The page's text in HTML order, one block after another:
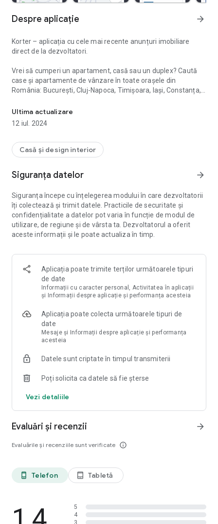
Despre aplicație arrow_forward
Korter – aplicația cu cele mai recente anunțuri imobiliare
direct de la dezvoltatori.
Vrei să cumperi un apartament, casă sau un duplex? Caută
case și apartamente de vânzare în toate orașele din
România: București, Cluj-Napoca, Timișoara, Iași, Constanța,
Pe Korter.ro găseşti anunțuri imobiliare din toată țară.
PROFITĂ GRATUIT APLICAȚIA KORTER:
- Căutare personalizată. Explorați anunțuri imobiliare, care
disponibile: după tip de locuința, zonă, sector, preț, an de
- Informații complete și detalii despre ansamblurile
rezidențiale și apartamente. Pentru fiecare proiect vei găsi
imagini și randări de înaltă calitate, etape dezvoltare, promoții
și oferte, informații despre dezvoltator imobiliar. Verificăm
personal toate detaliile astfel încât să poți lua o decizie
- Căutarea ușoară pe hartă. Dacă nu ești sigur de locația
proiectului, este ușor de verificat - oferim o vedere 3D pe
hartă, pentru a înțelege mai bine locația și împrejurimile.
- Favorite. Salvează rezultatele căutării în Favorite - astfel
încât să nu ratezi apartamentele preferate și casele ieftine.
Korter.ro – o alegere convenabilă pentru complexurile
rezidențiale din România, Republica Moldova și alte țări.
Aşteptaţi în viitorul apropiat o mulțime de actualizări și
noutăți pe Korter.ro.
Descarcă aplicația chiar acum și nu ezita să ne trimiți sugestii!
Ultima actualizare
12 iul. 2024
Casă și design interior
Siguranța datelor arrow_forward
Siguranța începe cu înțelegerea modului în care dezvoltatorii
îți colectează și trimit datele. Practicile de securitate și
confidențialitate a datelor pot varia în funcție de modul de
utilizare, de regiune și de vârsta ta. Dezvoltatorul a oferit
aceste informații și le poate actualiza în timp.
Aplicația poate trimite terților următoarele tipuri
de date
Informații cu caracter personal, Activitatea în aplicații
și Informații despre aplicație și performanța acesteia
Aplicația poate colecta următoarele tipuri de
date
Mesaje și Informații despre aplicație și performanța
acesteia
Datele sunt criptate în timpul transmiterii
Poți solicita ca datele să fie șterse
Vezi detaliile
Evaluări și recenzii
Evaluările și recenziile sunt verificate info_outline
arrow_forward
phone_android Telefon tablet_android Tabletă
5
4
3